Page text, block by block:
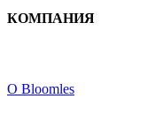
КОМПАНИЯ
О Bloomles